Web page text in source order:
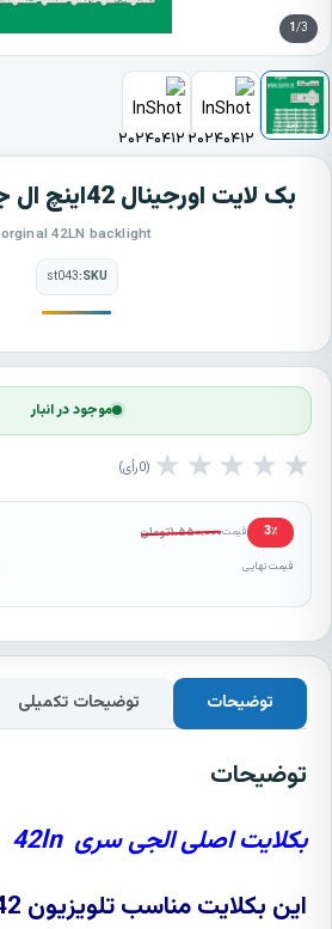
موجود در انبار
★ ★ ★ ★ ★
0رأی
3٪ قیمت۱.۵۵۰.۰۰۰تومان
قیمت نهایی
بک لایت اورجینال 42اینچ ال جی مدل 42LN
orginal 42LN backlight
SKU:
st043
1/3
توضیحات توضیحات تکمیلی
توضیحات
بکلایت اصلی الجی سری 42ln